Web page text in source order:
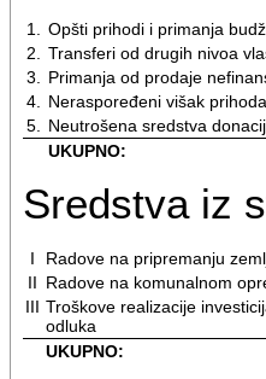
1.
Opšti prihodi i primanja
2.
Transferi od drugih nivoa
3.
Primanja od prodaje
4.
Neraspoređeni višak
5.
Neutrošena sredstva
UKUPNO:
Sredstva iz
I Radove na pripremanju
II Radove na komunalnom
III Troškove realizacije
odluka
UKUPNO: